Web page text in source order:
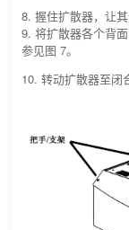
8. 握住扩散器，让
9. 将扩散器各个背
参见图 7。
10. 转动扩散器至闭